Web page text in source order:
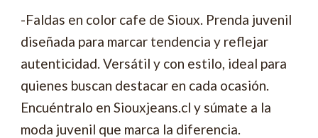
-Faldas en color cafe de Sioux. Prenda juvenil
diseñada para marcar tendencia y reflejar
autenticidad. Versátil y con estilo, ideal para
quienes buscan destacar en cada ocasión.
Encuéntralo en Siouxjeans.cl y súmate a la
moda juvenil que marca la diferencia.